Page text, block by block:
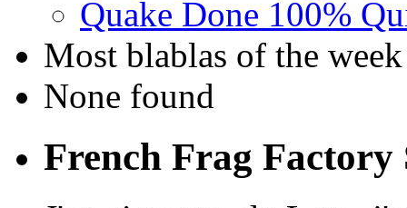
Quake Done 100%
Most blablas of the week
None found
French Frag Factory